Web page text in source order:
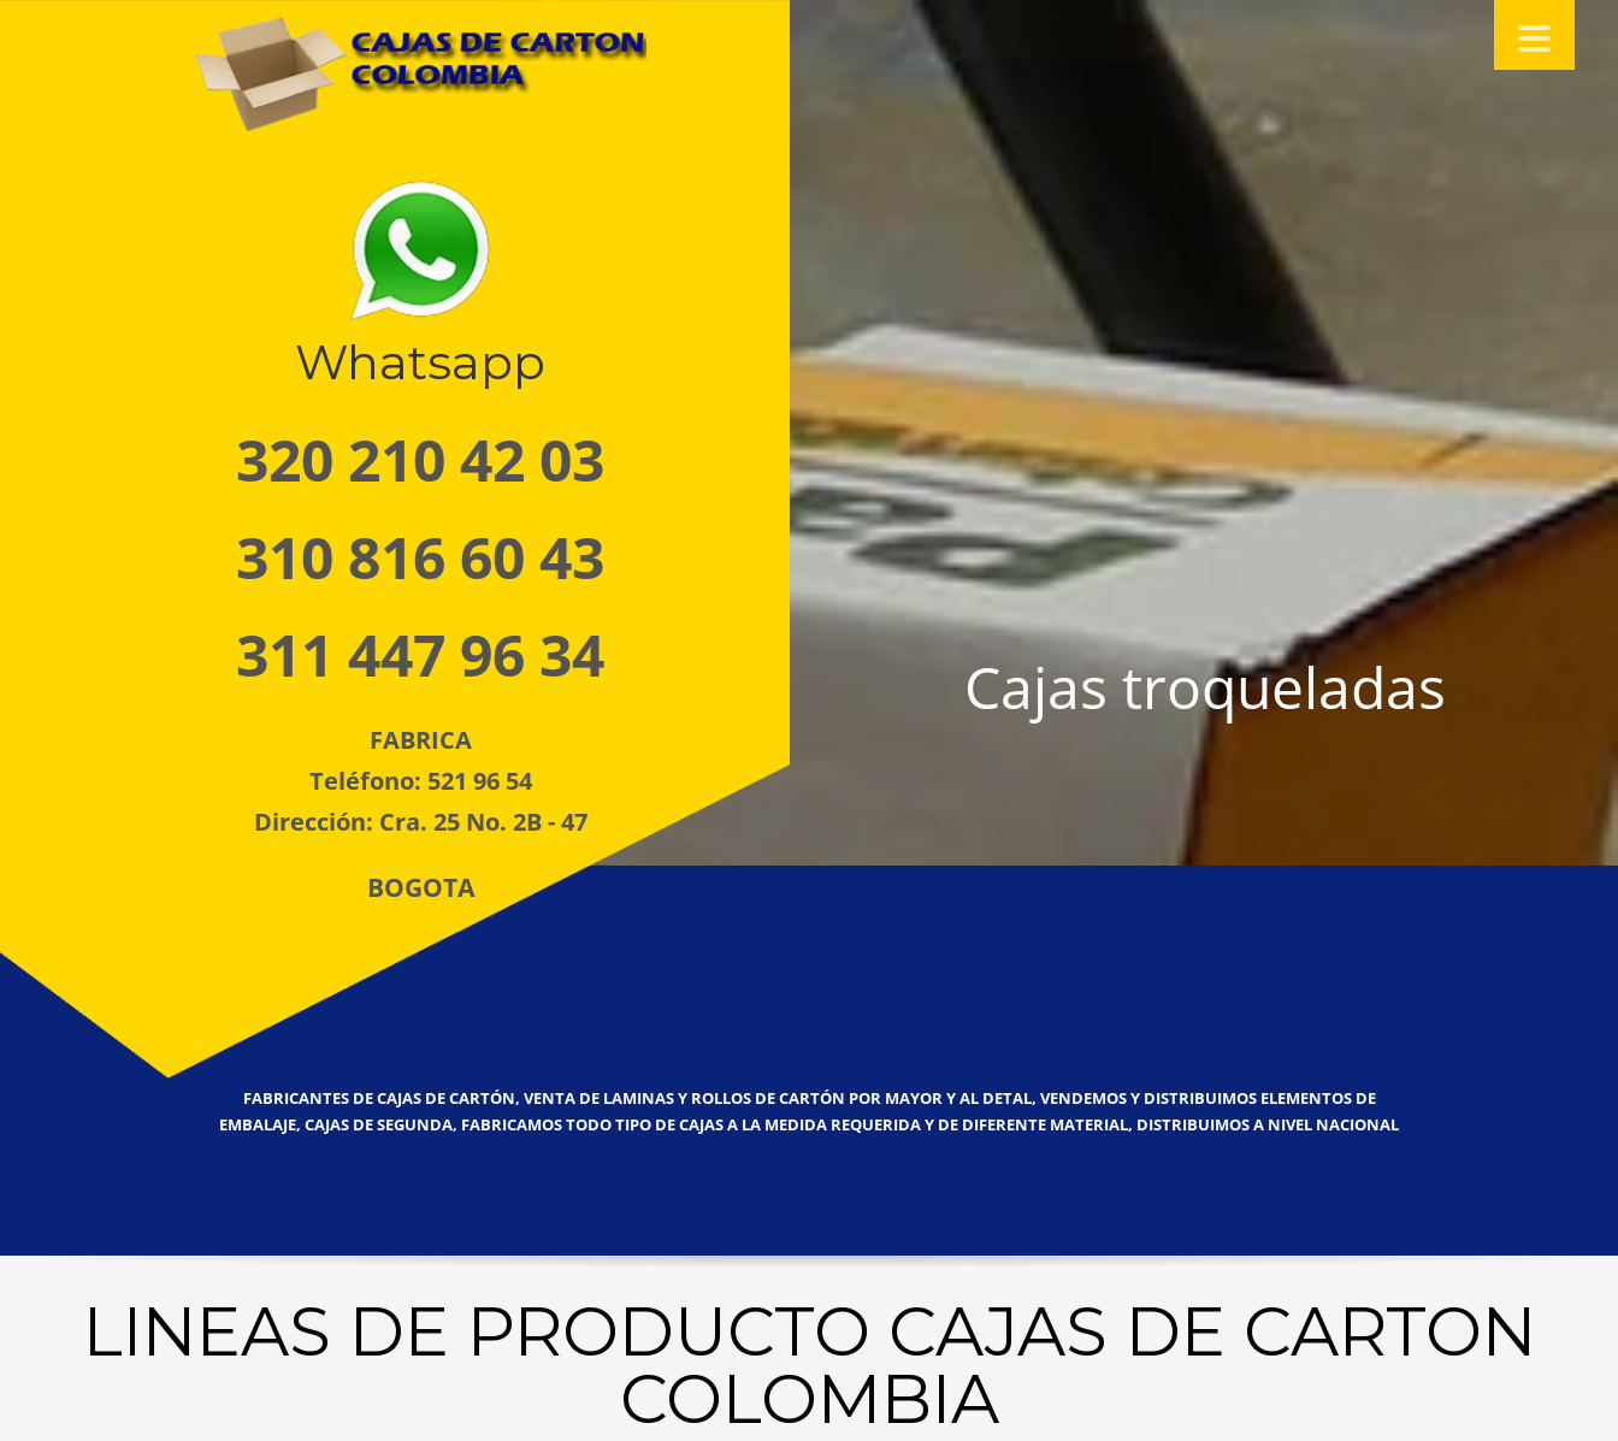
Whatsapp
320 210 42 03
310 816 60 43
311 447 96 34
FABRICA
Teléfono: 521 96 54
Dirección: Cra. 25 No. 2B - 47
BOGOTA
Cajas troqueladas
FABRICANTES DE CAJAS DE CARTÓN, VENTA DE LAMINAS Y ROLLOS DE CARTÓN POR MAYOR Y AL DETAL, VENDEMOS Y DISTRIBUIMOS ELEMENTOS DE
EMBALAJE, CAJAS DE SEGUNDA, FABRICAMOS TODO TIPO DE CAJAS A LA MEDIDA REQUERIDA Y DE DIFERENTE MATERIAL, DISTRIBUIMOS A NIVEL NACIONAL
LINEAS DE PRODUCTO CAJAS DE CARTON
COLOMBIA